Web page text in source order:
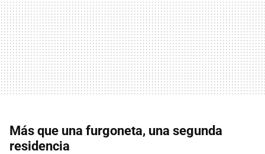
Más que una furgoneta, una segunda
residencia